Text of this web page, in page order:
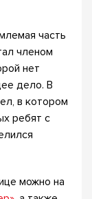
часть
членом
нет
дело. В
в котором
ребят с
можно на